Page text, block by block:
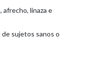
afrecho, linaza e
sujetos sanos o